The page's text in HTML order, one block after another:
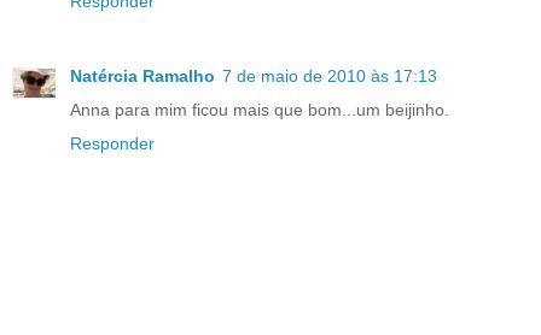
Natércia Ramalho 7 de maio de 2010 às 17:13
Anna para mim ficou mais que bom...um beijinho.
Responder